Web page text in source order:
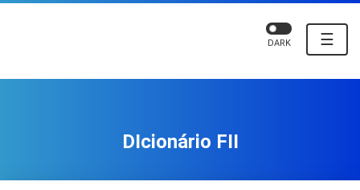
☰
DARK
DIcionário FII